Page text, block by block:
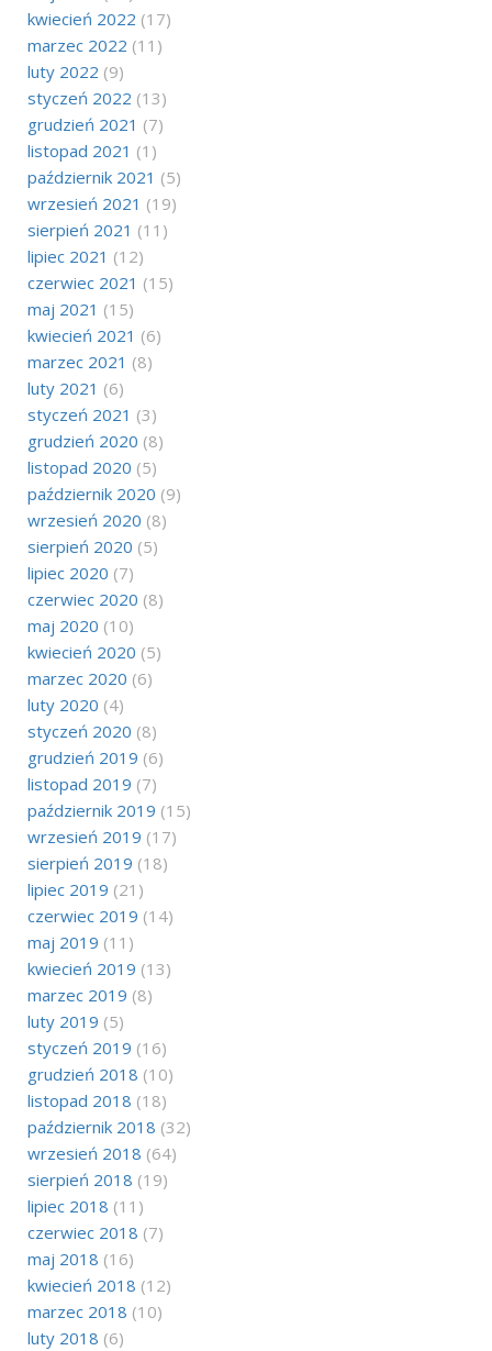
kwiecień 2022 (17)
marzec 2022 (11)
luty 2022 (9)
styczeń 2022 (13)
grudzień 2021 (7)
listopad 2021 (1)
październik 2021 (5)
wrzesień 2021 (19)
sierpień 2021 (11)
lipiec 2021 (12)
czerwiec 2021 (15)
maj 2021 (15)
kwiecień 2021 (6)
marzec 2021 (8)
luty 2021 (6)
styczeń 2021 (3)
grudzień 2020 (8)
listopad 2020 (5)
październik 2020 (9)
wrzesień 2020 (8)
sierpień 2020 (5)
lipiec 2020 (7)
czerwiec 2020 (8)
maj 2020 (10)
kwiecień 2020 (5)
marzec 2020 (6)
luty 2020 (4)
styczeń 2020 (8)
grudzień 2019 (6)
listopad 2019 (7)
październik 2019 (15)
wrzesień 2019 (17)
sierpień 2019 (18)
lipiec 2019 (21)
czerwiec 2019 (14)
maj 2019 (11)
kwiecień 2019 (13)
marzec 2019 (8)
luty 2019 (5)
styczeń 2019 (16)
grudzień 2018 (10)
listopad 2018 (18)
październik 2018 (32)
wrzesień 2018 (64)
sierpień 2018 (19)
lipiec 2018 (11)
czerwiec 2018 (7)
maj 2018 (16)
kwiecień 2018 (12)
marzec 2018 (10)
luty 2018 (6)